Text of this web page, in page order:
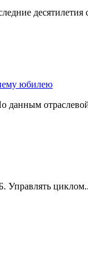
юбилею
данным
Управлять